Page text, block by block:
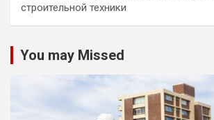
строительной техники
You may Missed